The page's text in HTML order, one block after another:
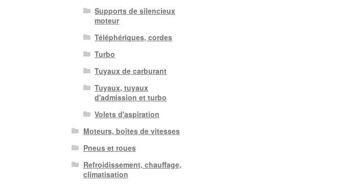
Supports de silencieux
moteur
Téléphériques, cordes
Turbo
Tuyaux de carburant
Tuyaux, tuyaux
d'admission et turbo
Volets d'aspiration
Moteurs, boîtes de vitesses
Pneus et roues
Refroidissement, chauffage,
climatisation